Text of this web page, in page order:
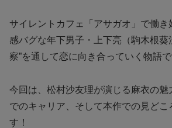
サイレントカフェ「アサガオ」で働き
感バグな年下男子・上下亮（駒木根葵
察”を通して恋に向き合っていく物語で
今回は、松村沙友理が演じる麻衣の魅
でのキャリア、そして本作での見どこ
す！